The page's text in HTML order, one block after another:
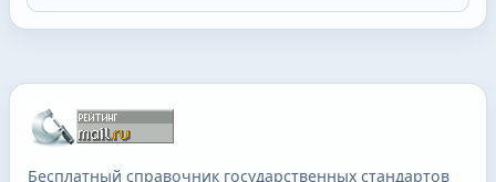
Бесплатный справочник государственных стандартов